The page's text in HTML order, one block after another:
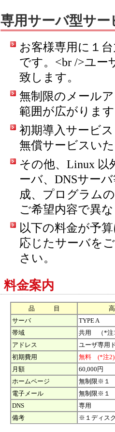
専用サーバ型サー
お客様専用に１
です。<br />ユー
致します。
無制限のメール
範囲が広がりま
初期導入サービ
無償サービスい
その他、Linux 以
ーバ、DNSサー
成、プログラム
ご希望内容で異
以下の料金が予
応じたサーバを
さい。
料金案内
品 目
サーバ
TYPE A
帯域
共用 （*注
アドレス
ユーザ専用
初期費用
無料 (*注2)
月額
60,000円
ホームページ
無制限※１
電子メール
無制限※１
DNS
専用
備考
※１ディス